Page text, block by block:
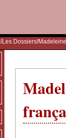
/Les Dossiers/